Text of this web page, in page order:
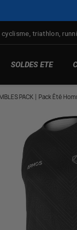
triathlon,
SOLDES ETE
PACK Pack Été